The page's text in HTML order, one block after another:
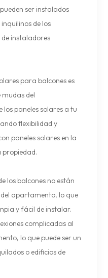
ser instalados
de los
instaladores
para balcones es
del
paneles solares a tu
flexibilidad y
paneles solares en la
propiedad.
los balcones no están
apartamento, lo que
y fácil de instalar.
complicadas al
lo que puede ser un
o edificios de